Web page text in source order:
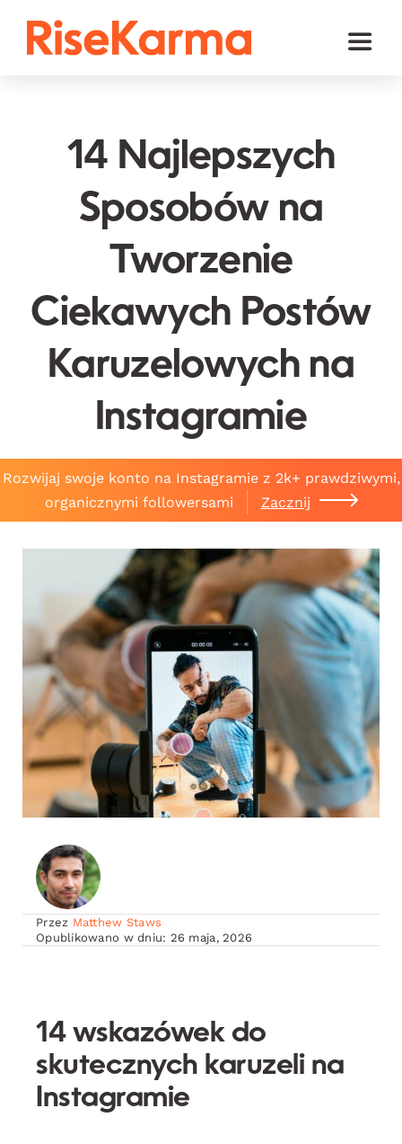
Toggle
TikTok
YouTube
Inne
Koszyk
14 Najlepszych
Sposobów na
Tworzenie
Ciekawych Postów
Karuzelowych na
Instagramie
Rozwijaj swoje konto na Instagramie z 2k+ prawdziwymi,
organicznymi followersami
Zacznij
Przez Matthew Staws
Opublikowano w dniu: 26 maja, 2026
14 wskazówek do
skutecznych karuzeli na
Instagramie